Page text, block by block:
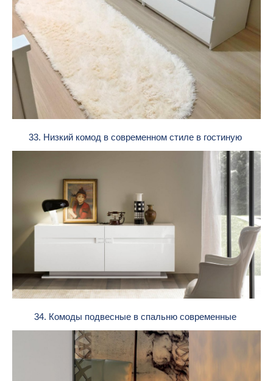
33. Низкий комод в современном стиле в гостиную
34. Комоды подвесные в спальню современные